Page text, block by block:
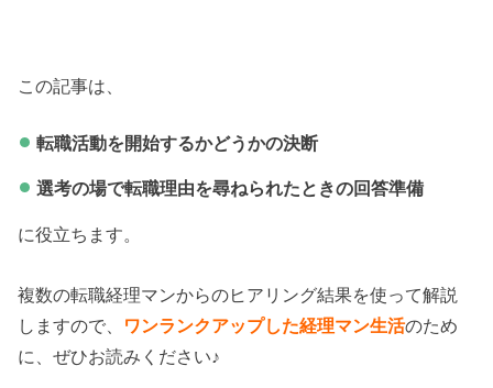
この記事は、
転職活動を開始するかどうかの決断
選考の場で転職理由を尋ねられたときの回答準備
に役立ちます。
複数の転職経理マンからのヒアリング結果を使って解説
しますので、 ワンランクアップした経理マン生活のため
に、ぜひお読みください♪